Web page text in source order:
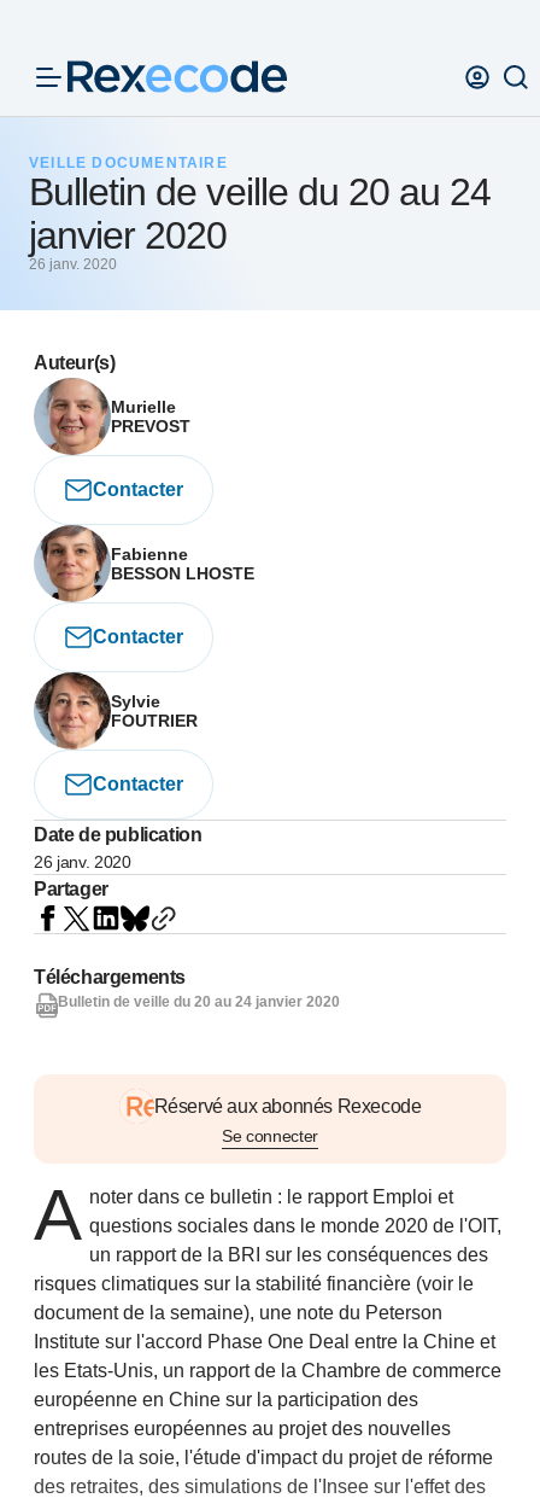
VEILLE DOCUMENTAIRE
Bulletin de veille du 20 au 24
janvier 2020
26 janv. 2020
Auteur(s)
Murielle
PREVOST
Contacter
Fabienne
BESSON LHOSTE
Contacter
Sylvie
FOUTRIER
Contacter
Date de publication
26 janv. 2020
Partager
Réservé aux abonnés Rexecode
Se connecter
A noter dans ce bulletin : le rapport Emploi et
questions sociales dans le monde 2020 de l'OIT,
un rapport de la BRI sur les conséquences des
risques climatiques sur la stabilité financière (voir le
document de la semaine), une note du Peterson
Institute sur l'accord Phase One Deal entre la Chine et
les Etats-Unis, un rapport de la Chambre de commerce
européenne en Chine sur la participation des
entreprises européennes au projet des nouvelles
routes de la soie, l'étude d'impact du projet de réforme
des retraites, des simulations de l'Insee sur l'effet des
Téléchargements
Bulletin de veille du 20 au 24 janvier 2020